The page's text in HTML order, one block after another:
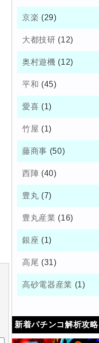
京楽 (29)
大都技研 (12)
奥村遊機 (12)
平和 (45)
愛喜 (1)
竹屋 (1)
藤商事 (50)
西陣 (40)
豊丸 (7)
豊丸産業 (16)
銀座 (1)
高尾 (31)
高砂電器産業 (1)
新着パチンコ解析攻略